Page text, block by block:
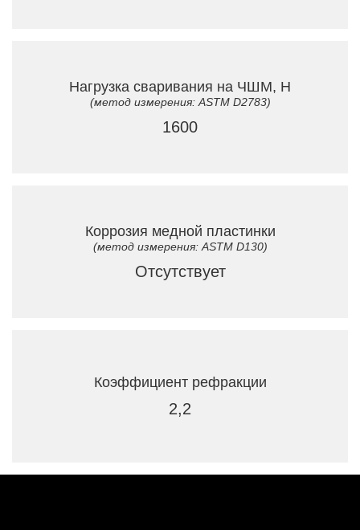
Нагрузка сваривания на ЧШМ, Н
(метод измерения: ASTM D2783)
1600
Коррозия медной пластинки
(метод измерения: ASTM D130)
Отсутствует
Коэффициент рефракции
2,2